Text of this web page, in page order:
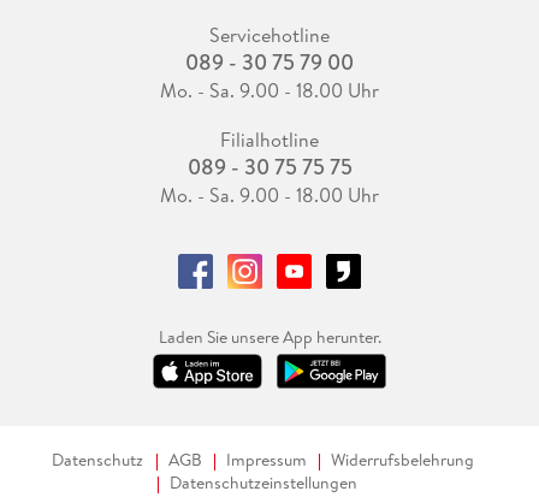
Servicehotline
089 - 30 75 79 00
Mo. - Sa. 9.00 - 18.00 Uhr
Filialhotline
089 - 30 75 75 75
Mo. - Sa. 9.00 - 18.00 Uhr
Laden Sie unsere App herunter.
Datenschutz AGB Impressum
Widerrufsbelehrung
Datenschutzeinstellungen